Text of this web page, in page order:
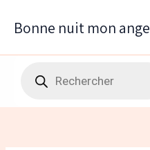
Bonne nuit mon ange